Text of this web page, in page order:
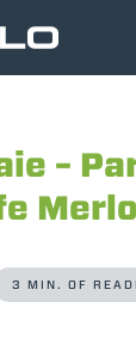
–
3 MIN. OF